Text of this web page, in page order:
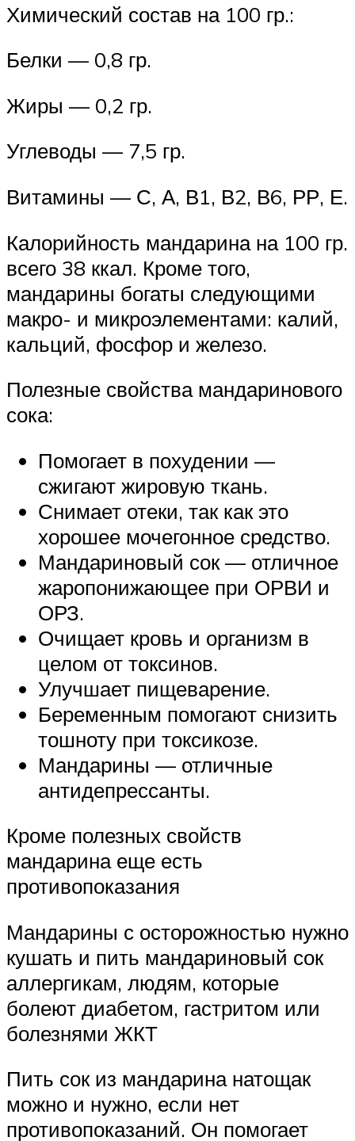
Химический состав на 100 гр.:
Белки — 0,8 гр.
Жиры — 0,2 гр.
Углеводы — 7,5 гр.
Витамины — С, А, В1, В2, В6, РР, Е.
Калорийность мандарина на 100 гр.
всего 38 ккал. Кроме того,
мандарины богаты следующими
макро- и микроэлементами: калий,
кальций, фосфор и железо.
Полезные свойства мандаринового
сока:
Помогает в похудении —
сжигают жировую ткань.
Снимает отеки, так как это
хорошее мочегонное средство.
Мандариновый сок — отличное
жаропонижающее при ОРВИ и
ОРЗ.
Очищает кровь и организм в
целом от токсинов.
Улучшает пищеварение.
Беременным помогают снизить
тошноту при токсикозе.
Мандарины — отличные
антидепрессанты.
Кроме полезных свойств
мандарина еще есть
противопоказания
Мандарины с осторожностью нужно
кушать и пить мандариновый сок
аллергикам, людям, которые
болеют диабетом, гастритом или
болезнями ЖКТ
Пить сок из мандарина натощак
можно и нужно, если нет
противопоказаний. Он помогает